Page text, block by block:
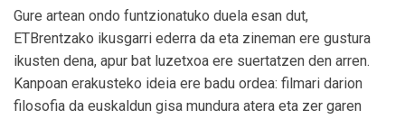
Gure artean ondo funtzionatuko duela esan dut,
ETBrentzako ikusgarri ederra da eta zineman ere gustura
ikusten dena, apur bat luzetxoa ere suertatzen den arren.
Kanpoan erakusteko ideia ere badu ordea: filmari darion
filosofia da euskaldun gisa mundura atera eta zer garen